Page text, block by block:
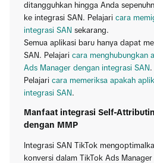
ditangguhkan hingga Anda
ke integrasi SAN. Pelajari cara
integrasi SAN sekarang.
Semua aplikasi baru hanya dapat
SAN. Pelajari cara menghubungkan
Ads Manager dengan integrasi SAN .
Pelajari cara memeriksa apakah
integrasi SAN .
Manfaat integrasi Self-
dengan MMP
Integrasi SAN TikTok
konversi dalam TikTok Ads